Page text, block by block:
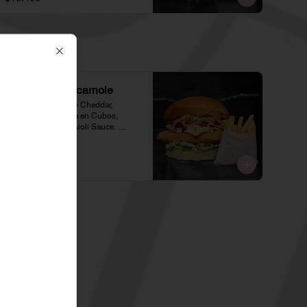
XChicken Guacamole
Pollo Crispy, Queso Cheddar,
Guacamole, Cebolla en Cubos,
Lechuga, Tocino y Aioli Sauce.